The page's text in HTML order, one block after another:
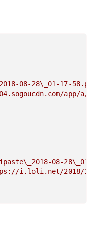
08-28\_01-17-58.png"
app/a/
08-28\_01-
i.loli.net/2018/11/05/